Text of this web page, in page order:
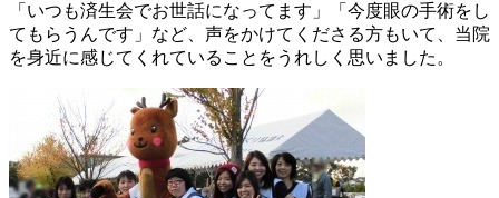
「いつも済生会でお世話になってます」「今度眼の手術をし
てもらうんです」など、声をかけてくださる方もいて、当院
を身近に感じてくれていることをうれしく思いました。